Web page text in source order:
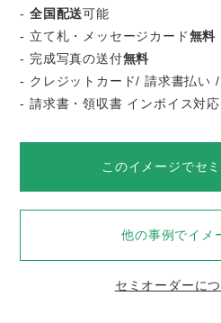
-全国配送可能
- 立て札・メッセージカード無料
- 完成写真の送付無料
- クレジットカード/ 請求書払い
- 請求書・領収書 インボイス対応
このイメージでセ
他の事例でイメ
セミオーダーに